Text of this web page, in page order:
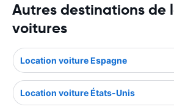
Autres destinations de
voitures
Location voiture Espagne
Location voiture États-Unis